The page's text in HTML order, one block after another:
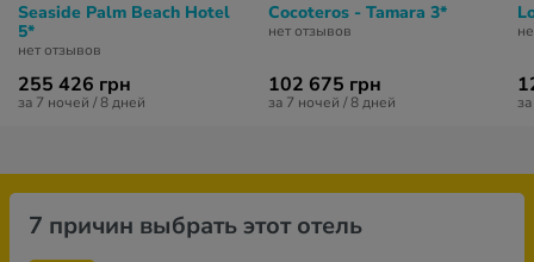
Seaside Palm Beach Hotel
5*
нет отзывов
255 426 грн
за 7 ночей / 8 дней
Cocoteros - Tamara 3*
нет отзывов
102 675 грн
за 7 ночей / 8 дней
7 причин выбрать этот отель